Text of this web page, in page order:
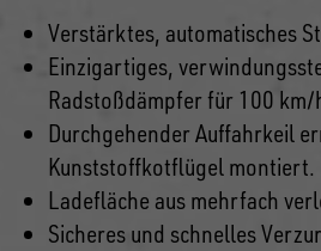
Verstärktes, automatisches
Einzigartiges,
Radstoßdämpfer für 100
Durchgehender Auffahrkeil
Kunststoffkotflügel montiert.
Ladefläche aus mehrfach
Sicheres und schnelles